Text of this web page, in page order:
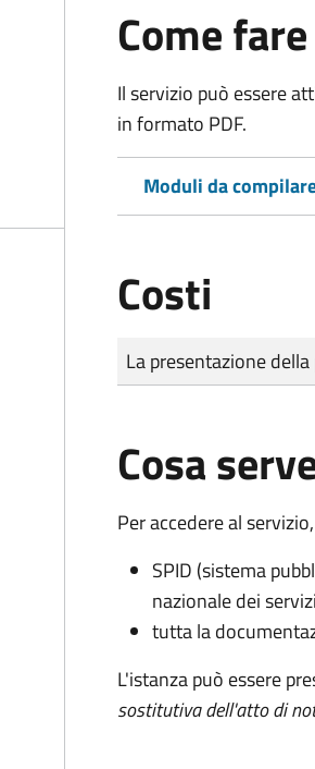
Come fare
Il servizio può essere
in formato PDF.
Moduli da
Costi
Tipo di pagamento
Importo
La presentazione
Cosa
Per accedere al
SPID (sistema
nazionale dei
tutta la
L'istanza può essere
sostitutiva dell'atto di